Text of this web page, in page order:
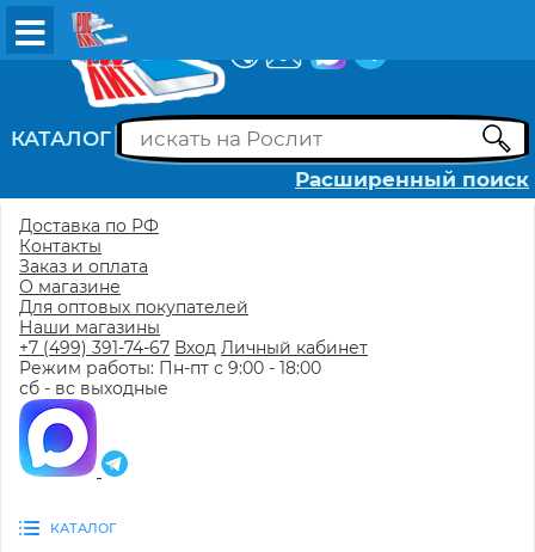
КАТАЛОГ
Расширенный поиск
Доставка по РФ
Контакты
Заказ и оплата
О магазине
Для оптовых покупателей
Наши магазины
+7 (499) 391-74-67 Вход Личный кабинет
Режим работы: Пн-пт с 9:00 - 18:00
сб - вс выходные
КАТАЛОГ